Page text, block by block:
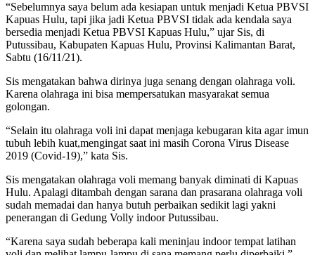
“Sebelumnya saya belum ada kesiapan untuk menjadi Ketua PBVSI
Kapuas Hulu, tapi jika jadi Ketua PBVSI tidak ada kendala saya
bersedia menjadi Ketua PBVSI Kapuas Hulu,” ujar Sis, di
Putussibau, Kabupaten Kapuas Hulu, Provinsi Kalimantan Barat,
Sabtu (16/11/21).
Sis mengatakan bahwa dirinya juga senang dengan olahraga voli.
Karena olahraga ini bisa mempersatukan masyarakat semua
golongan.
“Selain itu olahraga voli ini dapat menjaga kebugaran kita agar imun
tubuh lebih kuat,mengingat saat ini masih Corona Virus Disease
2019 (Covid-19),” kata Sis.
Sis mengatakan olahraga voli memang banyak diminati di Kapuas
Hulu. Apalagi ditambah dengan sarana dan prasarana olahraga voli
sudah memadai dan hanya butuh perbaikan sedikit lagi yakni
penerangan di Gedung Volly indoor Putussibau.
“Karena saya sudah beberapa kali meninjau indoor tempat latihan